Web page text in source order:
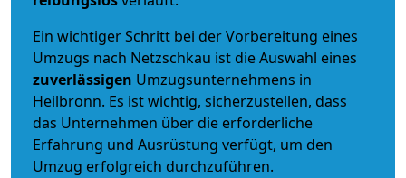
Ein wichtiger Schritt bei der Vorbereitung eines
Umzugs nach Netzschkau ist die Auswahl eines
zuverlässigen Umzugsunternehmens in
Heilbronn. Es ist wichtig, sicherzustellen, dass
das Unternehmen über die erforderliche
Erfahrung und Ausrüstung verfügt, um den
Umzug erfolgreich durchzuführen.